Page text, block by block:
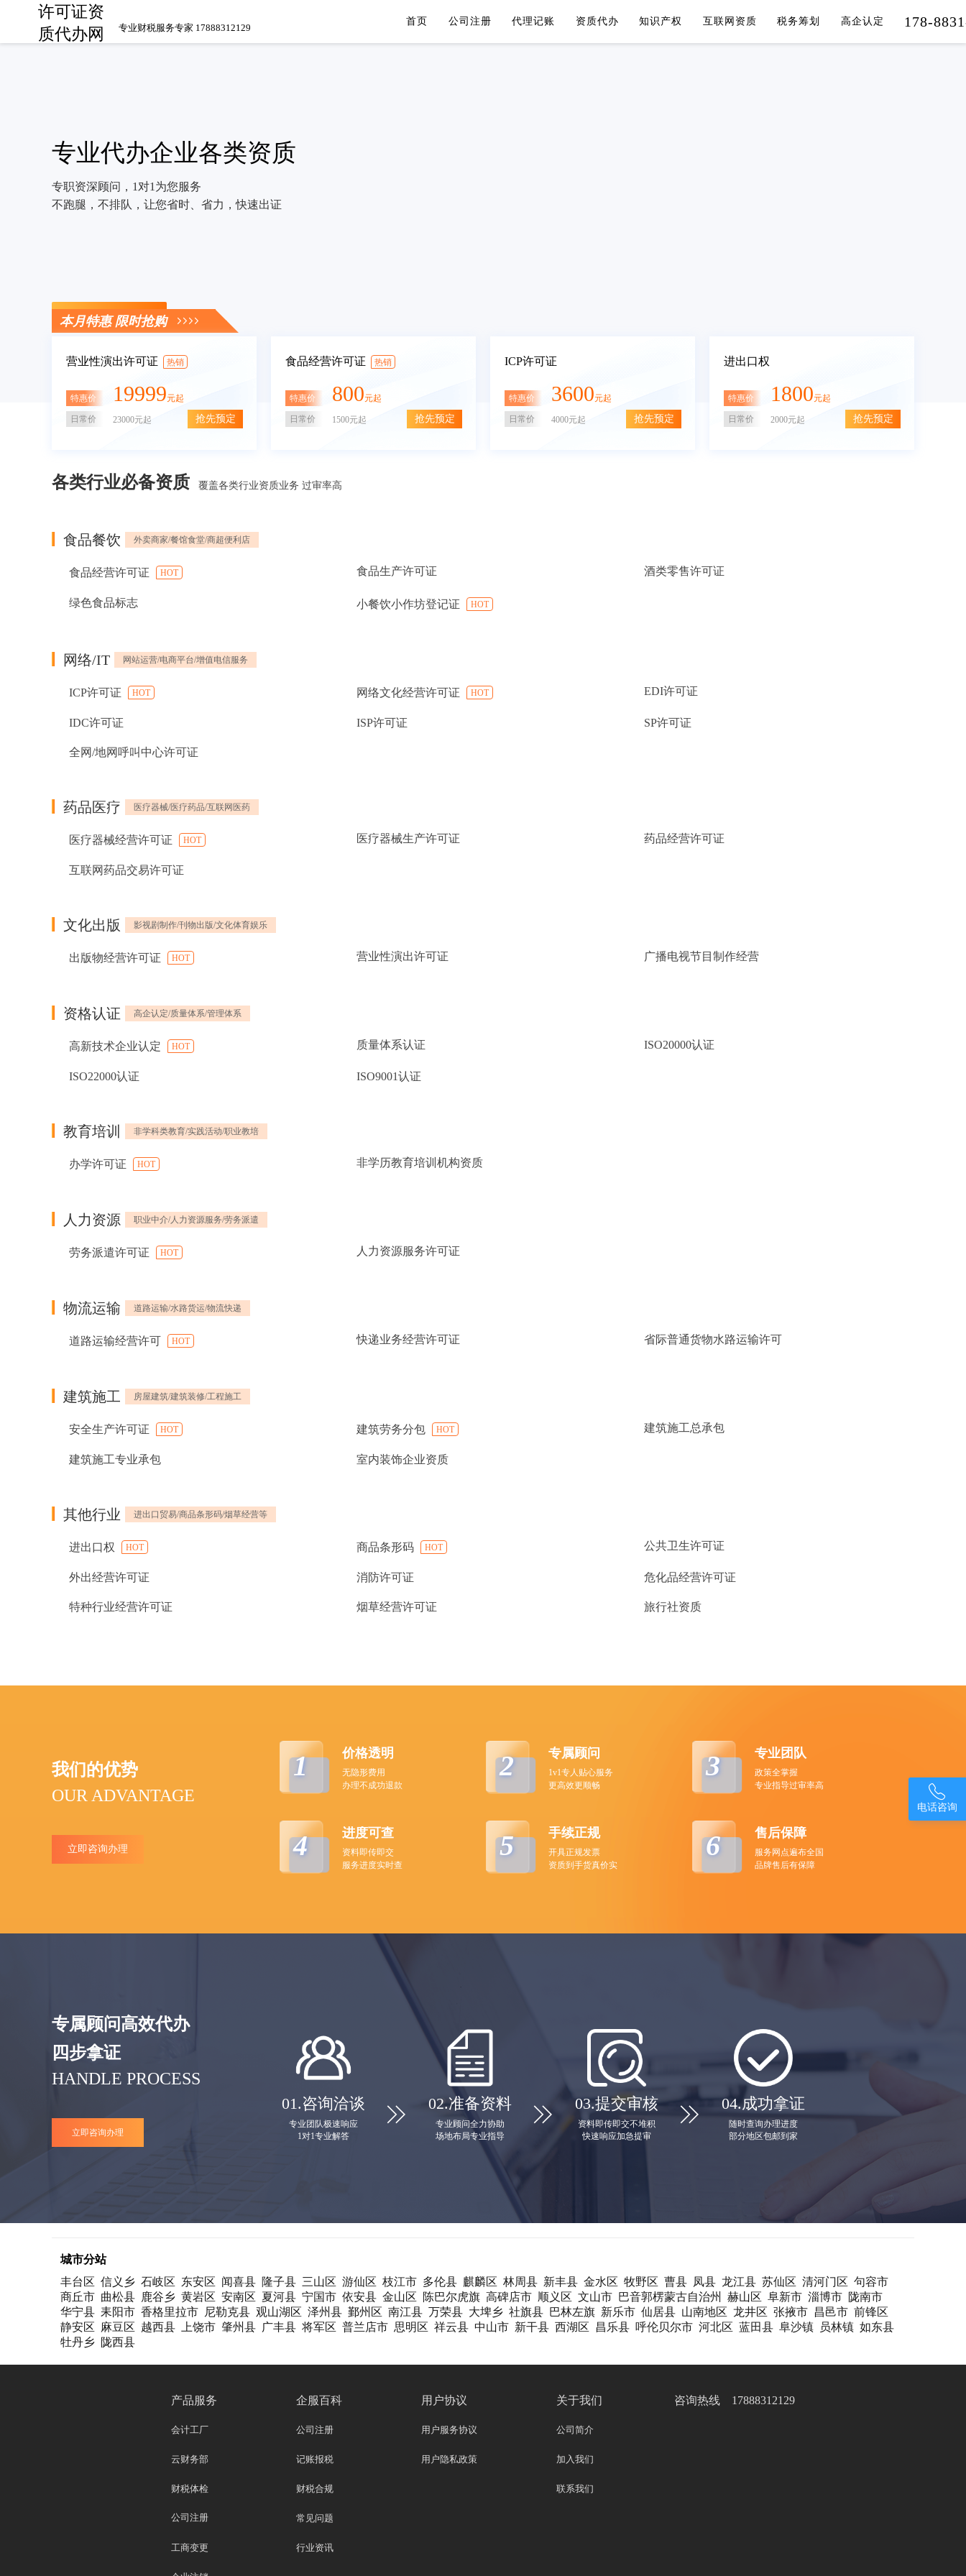
许可证资
质代办网
专业财税服务专家 17888312129
首页 公司注册 代理记账 资质代办 知识产权 互联网资质 税务筹划 高企认定 178-
专业代办企业各类资质
专职资深顾问，1对1为您服务
不跑腿，不排队，让您省时、省力，快速出证
立即咨询
本月特惠 限时抢购
营业性演出许可证 热销
特惠价 19999元起
日常价 23000元起 抢先预定
食品经营许可证 热销
特惠价 800元起
日常价 1500元起 抢先预定
ICP许可证
特惠价 3600元起
日常价 4000元起 抢先预定
进出口权
特惠价 1800元起
日常价 2000元起 抢先预定
各类行业必备资质 覆盖各类行业资质业务 过审率高
食品餐饮 外卖商家/餐馆食堂/商超便利店
食品经营许可证 HOT 食品生产许可证 酒类零售许可证
绿色食品标志 小餐饮小作坊登记证 HOT
网络/IT 网站运营/电商平台/增值电信服务
ICP许可证 HOT 网络文化经营许可证 HOT EDI许可证
IDC许可证 ISP许可证 SP许可证
全网/地网呼叫中心许可证
药品医疗 医疗器械/医疗药品/互联网医药
医疗器械经营许可证 HOT 医疗器械生产许可证 药品经营许可证
互联网药品交易许可证
文化出版 影视剧制作/刊物出版/文化体育娱乐
出版物经营许可证 HOT 营业性演出许可证 广播电视节目制作经营
资格认证 高企认定/质量体系/管理体系
高新技术企业认定 HOT 质量体系认证 ISO20000认证
ISO22000认证 ISO9001认证
教育培训 非学科类教育/实践活动/职业教培
办学许可证 HOT 非学历教育培训机构资质
人力资源 职业中介/人力资源服务/劳务派遣
劳务派遣许可证 HOT 人力资源服务许可证
物流运输 道路运输/水路货运/物流快递
道路运输经营许可 HOT 快递业务经营许可证 省际普通货物水路运输许可
建筑施工 房屋建筑/建筑装修/工程施工
安全生产许可证 HOT 建筑劳务分包 HOT 建筑施工总承包
建筑施工专业承包 室内装饰企业资质
其他行业 进出口贸易/商品条形码/烟草经营等
进出口权 HOT 商品条形码 HOT 公共卫生许可证
外出经营许可证 消防许可证 危化品经营许可证
特种行业经营许可证 烟草经营许可证 旅行社资质
我们的优势
OUR ADVANTAGE
立即咨询办理
1 价格透明
无隐形费用
办理不成功退款
2 专属顾问
1v1专人贴心服务
更高效更顺畅
3 专业团队
政策全掌握
专业指导过审率高
4 进度可查
资料即传即交
服务进度实时查
5 手续正规
开具正规发票
资质到手货真价实
6 售后保障
服务网点遍布全国
品牌售后有保障
专属顾问高效代办
四步拿证
HANDLE PROCESS
立即咨询办理
01.咨询洽谈
专业团队极速响应
1对1专业解答
 02.准备资料
专业顾问全力协助
场地布局专业指导
 03.提交审核
资料即传即交不堆积
快速响应加急提审
 04.成功拿证
随时查询办理进度
部分地区包邮到家
城市分站
丰台区 信义乡 石岐区 东安区 闻喜县 隆子县 三山区 游仙区 枝江市 多伦县 麒麟区 林周县 新丰县 金水区 牧野区 曹县 凤县 龙江县 苏仙区 清河门区 句容市
商丘市 曲松县 鹿谷乡 黄岩区 安南区 夏河县 宁国市 依安县 金山区 陈巴尔虎旗 高碑店市 顺义区 文山市 巴音郭楞蒙古自治州 赫山区 阜新市 淄博市 陇南市
华宁县 耒阳市 香格里拉市 尼勒克县 观山湖区 泽州县 鄞州区 南江县 万荣县 大埤乡 社旗县 巴林左旗 新乐市 仙居县 山南地区 龙井区 张掖市 昌邑市 前锋区
静安区 麻豆区 越西县 上饶市 肇州县 广丰县 将军区 普兰店市 思明区 祥云县 中山市 新干县 西湖区 昌乐县 呼伦贝尔市 河北区 蓝田县 阜沙镇 员林镇 如东县
牡丹乡 陇西县
产品服务
会计工厂
云财务部
财税体检
公司注册
工商变更
企服百科
公司注册
记账报税
财税合规
常见问题
行业资讯
用户协议
用户服务协议
用户隐私政策
关于我们
公司简介
加入我们
联系我们
咨询热线 17888312129

电话咨询